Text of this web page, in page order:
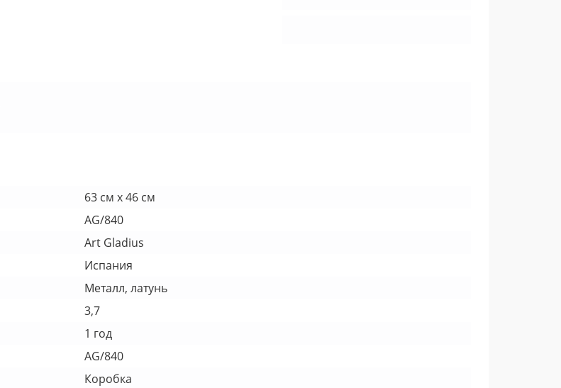
63 см х 46 см
AG/840
Art Gladius
Испания
Металл, латунь
3,7
1 год
AG/840
Коробка